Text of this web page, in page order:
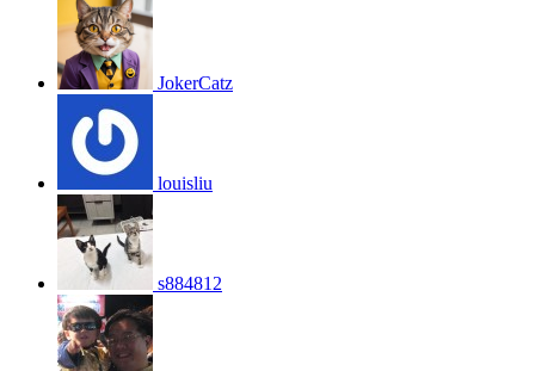
JokerCatz
louisliu
s884812